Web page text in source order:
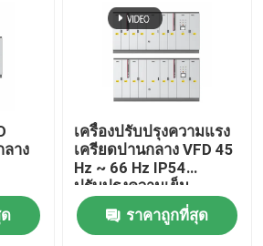
าง
เครื่องปรับปรุงความแรง
เครียดปานกลาง VFD 45
Hz ~ 66 Hz IP54
ปรับปรุงความเย็น
ของเหลว
ราคาถูกที่สุด